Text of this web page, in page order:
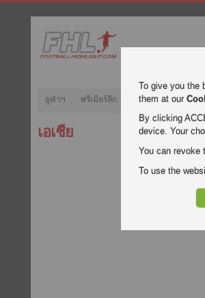
ยูฟ่าฯ พรีเมียร์ลีก ลาลีกา กัลโช่
เอเชีย
To give you the
them at our
By clicking
device. Your
You can revoke
To use the